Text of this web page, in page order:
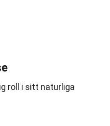
roll i sitt naturliga